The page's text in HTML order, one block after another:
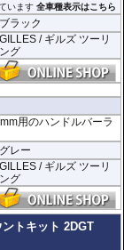
います全車種表示はこちら
ブラック
GILLES / ギルズ ツーリ
ング
用のハンドルバーラ
グレー
GILLES / ギルズ ツーリ
ング
トキット 2DGT